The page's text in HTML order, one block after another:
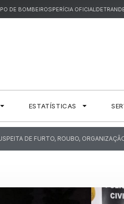
DE BOMBEIROSPERÍCIA OFICIALDETRAN
ESTATÍSTICAS
DE FURTO, ROUBO,